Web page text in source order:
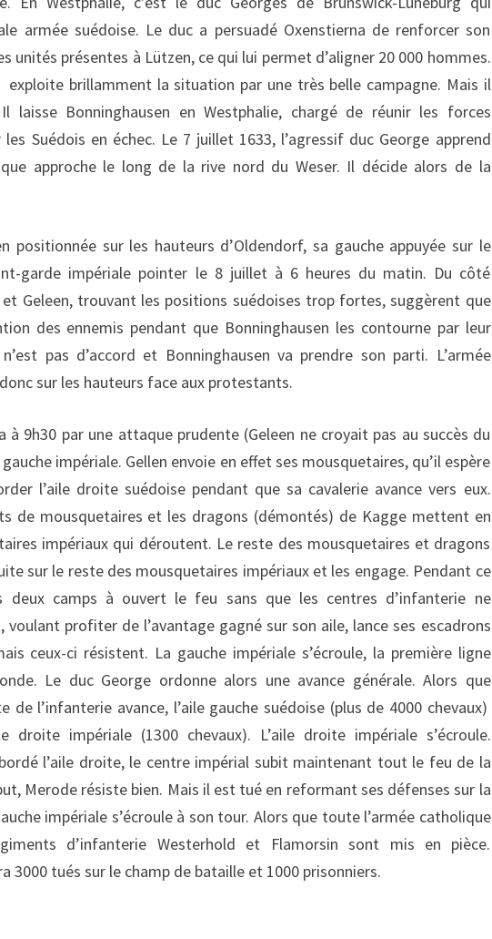
armée suédoise. Le duc a persuadé Oxenstierna de renforcer son
unités présentes à Lützen, ce qui lui permet d’aligner 20 000 hommes.
exploite brillamment la situation par une très belle campagne. Mais il
laisse Bonninghausen en Westphalie, chargé de réunir les forces
Suédois en échec. Le 7 juillet 1633, l’agressif duc George apprend
approche le long de la rive nord du Weser. Il décide alors de la
positionnée sur les hauteurs d’Oldendorf, sa gauche appuyée sur le
garde impériale pointer le 8 juillet à 6 heures du matin. Du côté
Geleen, trouvant les positions suédoises trop fortes, suggèrent que
des ennemis pendant que Bonninghausen les contourne par leur
pas d’accord et Bonninghausen va prendre son parti. L’armée
sur les hauteurs face aux protestants.
à 9h30 par une attaque prudente (Geleen ne croyait pas au succès du
impériale. Gellen envoie en effet ses mousquetaires, qu’il espère
l’aile droite suédoise pendant que sa cavalerie avance vers eux.
de mousquetaires et les dragons (démontés) de Kagge mettent en
impériaux qui déroutent. Le reste des mousquetaires et dragons
sur le reste des mousquetaires impériaux et les engage. Pendant ce
deux camps à ouvert le feu sans que les centres d’infanterie ne
voulant profiter de l’avantage gagné sur son aile, lance ses escadrons
ceux-ci résistent. La gauche impériale s’écroule, la première ligne
Le duc George ordonne alors une avance générale. Alors que
de l’infanterie avance, l’aile gauche suédoise (plus de 4000 chevaux)
impériale (1300 chevaux). L’aile droite impériale s’écroule.
l’aile droite, le centre impérial subit maintenant tout le feu de la
Merode résiste bien. Mais il est tué en reformant ses défenses sur la
impériale s’écroule à son tour. Alors que toute l’armée catholique
d’infanterie Westerhold et Flamorsin sont mis en pièce.
3000 tués sur le champ de bataille et 1000 prisonniers.